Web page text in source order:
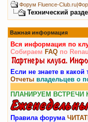
Форум Fluence-
Технический
Важная информация
Вся информация по
Собираем FAQ по
Если не знаете в какой
Отчеты владельцев о
ПЛАНИРУЕМ ВСТРЕЧИ
Правила форума